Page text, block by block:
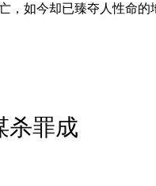
如今却已臻夺人性命
杀罪成